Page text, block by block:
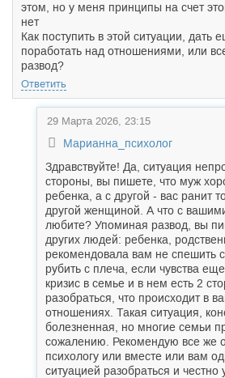
этом, но у меня принципы на счет
нет
Как поступить в этой ситуации, дать
поработать над отношениями, или
развод?
Ответить
29 Марта 2026, 23:15
Марианна_психолог
Здравствуйте! Да, ситуация
стороны, вы пишете, что муж
ребенка, а с другой - вас ранит
другой женщиной. А что с
любите? Упоминая развод, вы
других людей: ребенка,
рекомендовала вам не спешить
рубить с плеча, если чувства
кризис в семье и в нем есть 2
разобраться, что происходит в
отношениях. Такая ситуация,
болезненная, но многие семьи
сожалению. Рекомендую все же
психологу или вместе или вам
ситуацией разобраться и честно